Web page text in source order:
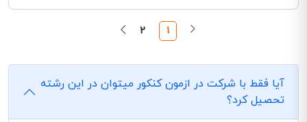
1
2
آیا فقط با شرکت در ازمون کنکور میتوان در این رشته
تحصیل کرد؟